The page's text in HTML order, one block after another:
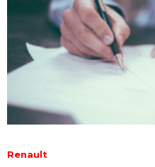
Renault